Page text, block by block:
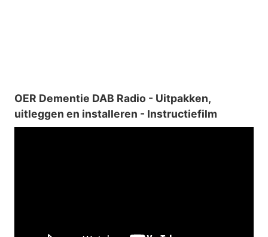
OER Dementie DAB Radio - Uitpakken,
uitleggen en installeren - Instructiefilm